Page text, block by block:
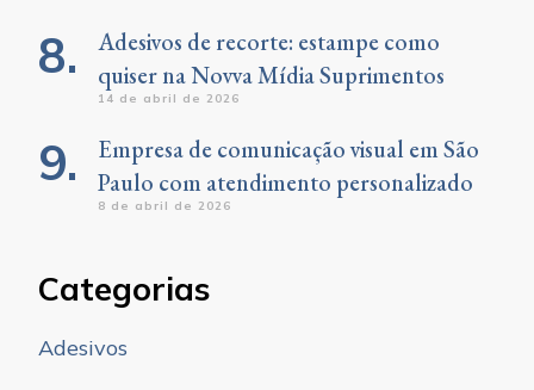
Adesivos de recorte: estampe como
quiser na Novva Mídia Suprimentos
14 de abril de 2026
Empresa de comunicação visual em São
Paulo com atendimento personalizado
8 de abril de 2026
Categorias
Adesivos